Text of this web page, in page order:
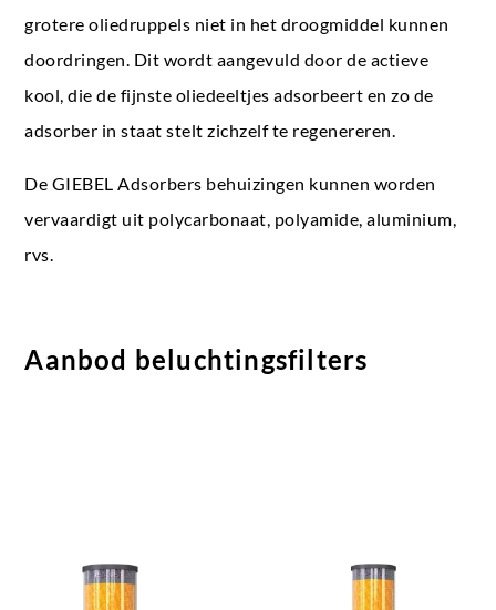
grotere oliedruppels niet in het droogmiddel kunnen
doordringen. Dit wordt aangevuld door de actieve
kool, die de fijnste oliedeeltjes adsorbeert en zo de
adsorber in staat stelt zichzelf te regenereren.
De GIEBEL Adsorbers behuizingen kunnen worden
vervaardigt uit polycarbonaat, polyamide, aluminium,
rvs.
Aanbod beluchtingsfilters